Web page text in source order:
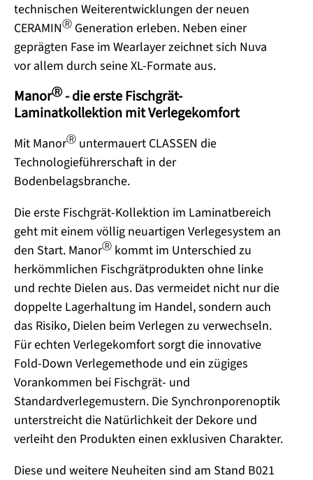
technischen Weiterentwicklungen der neuen
CERAMINⓇ Generation erleben. Neben einer
geprägten Fase im Wearlayer zeichnet sich Nuva
vor allem durch seine XL-Formate aus.
ManorⓇ- die erste Fischgrät-
Laminatkollektion mit Verlegekomfort
Mit ManorⓇ untermauert CLASSEN die
Technologieführerschaft in der
Bodenbelagsbranche.
Die erste Fischgrät-Kollektion im Laminatbereich
geht mit einem völlig neuartigen Verlegesystem an
den Start. ManorⓇ kommt im Unterschied zu
herkömmlichen Fischgrätprodukten ohne linke
und rechte Dielen aus. Das vermeidet nicht nur die
doppelte Lagerhaltung im Handel, sondern auch
das Risiko, Dielen beim Verlegen zu verwechseln.
Für echten Verlegekomfort sorgt die innovative
Fold-Down Verlegemethode und ein zügiges
Vorankommen bei Fischgrät- und
Standardverlegemustern. Die Synchronporenoptik
unterstreicht die Natürlichkeit der Dekore und
verleiht den Produkten einen exklusiven Charakter.
Diese und weitere Neuheiten sind am Stand B021